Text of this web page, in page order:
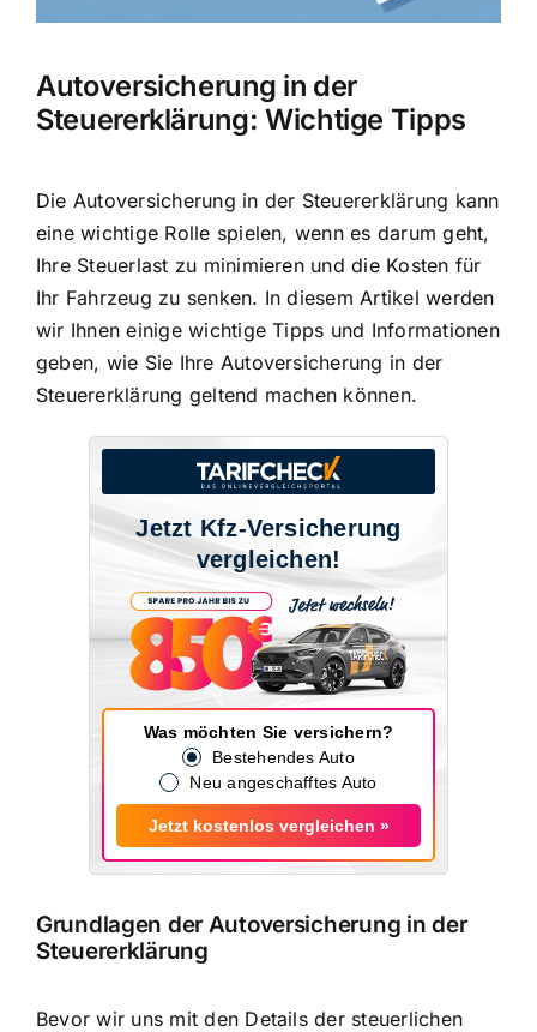
Autoversicherung in der
Steuererklärung: Wichtige Tipps
Die Autoversicherung in der Steuererklärung kann
eine wichtige Rolle spielen, wenn es darum geht,
Ihre Steuerlast zu minimierenund die Kosten für
Ihr Fahrzeug zu senken. In diesem Artikel werden
wir Ihnen einige wichtige Tipps und Informationen
geben, wie Sie Ihre Autoversicherung in der
Steuererklärung geltend machen können.
Jetzt Kfz-Versicherung
vergleichen!
Was möchten Sie versichern?
Bestehendes Auto
Neu angeschafftes Auto
Jetzt kostenlos vergleichen »
Grundlagen der Autoversicherung in der
Steuererklärung
Bevor wir uns mit den Details der steuerlichen